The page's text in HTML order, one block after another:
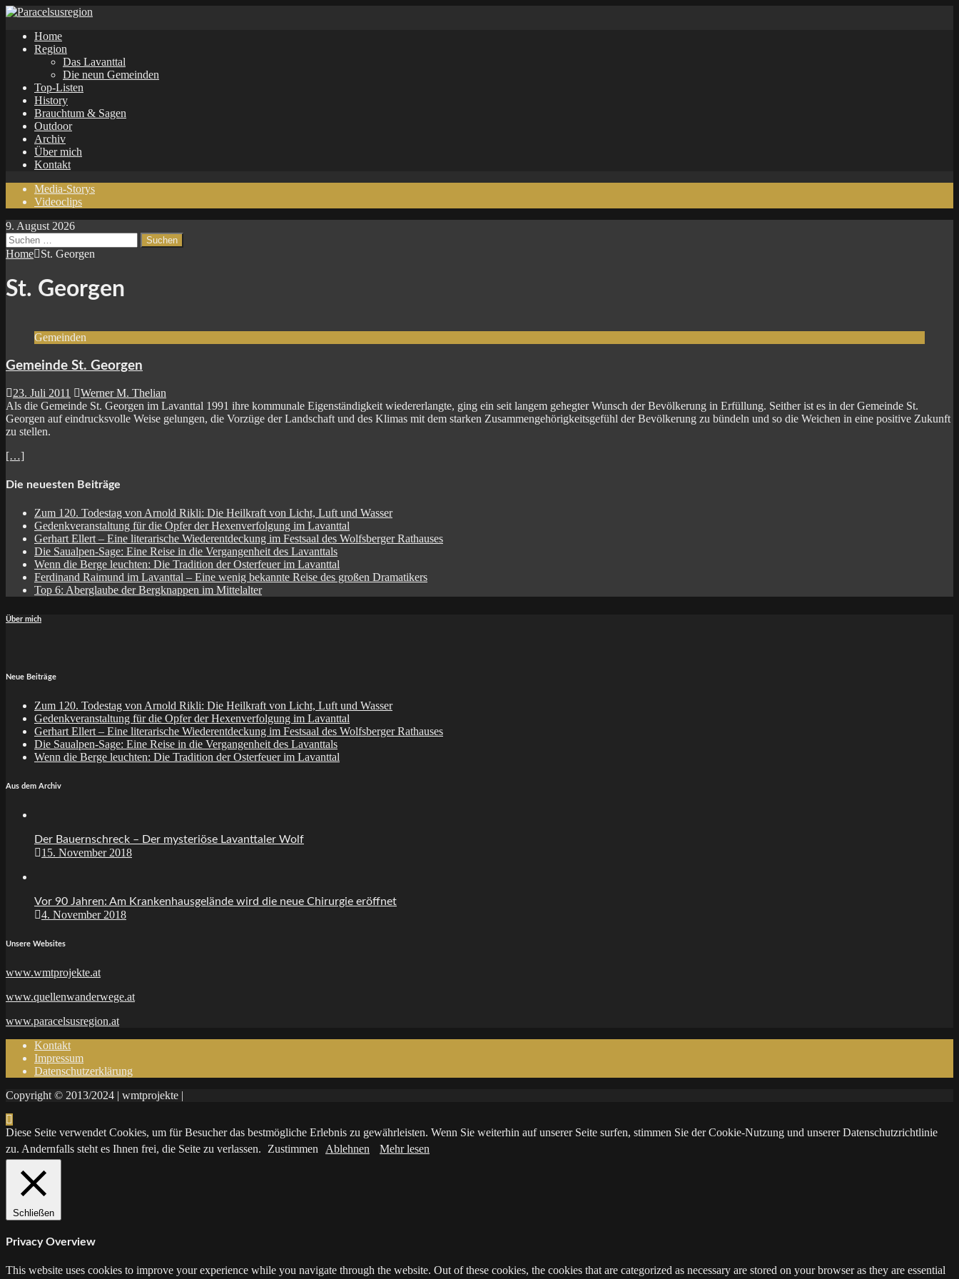
Home
Region
Das Lavanttal
Die neun Gemeinden
Top-Listen
History
Brauchtum & Sagen
Outdoor
Archiv
Über mich
Kontakt
Media-Storys
Videoclips
9. August 2026
Suchen
nach:
Home St. Georgen
St. Georgen
Gemeinden
Gemeinde St. Georgen
23. Juli 2011
Werner M. Thelian
Als die Gemeinde St. Georgen im Lavanttal 1991 ihre kommunale Eigen­ständigkeit wiedererlangte, ging ein seit langem gehegter Wunsch der Bevölkerung in Erfüllung. Seither ist es in der Gemeinde St.
Georgen auf eindrucksvolle Weise gelungen, die Vorzüge der Landschaft und des Klimas mit dem starken Zusammengehörigkeitsgefühl der Bevölkerung zu bündeln und so die Weichen in eine positive Zukunft
zu stellen.
[…]
Die neuesten Beiträge
Zum 120. Todestag von Arnold Rikli: Die Heilkraft von Licht, Luft und Wasser
Gedenkveranstaltung für die Opfer der Hexenverfolgung im Lavanttal
Gerhart Ellert – Eine literarische Wiederentdeckung im Festsaal des Wolfsberger Rathauses
Die Saualpen-Sage: Eine Reise in die Vergangenheit des Lavanttals
Wenn die Berge leuchten: Die Tradition der Osterfeuer im Lavanttal
Ferdinand Raimund im Lavanttal – Eine wenig bekannte Reise des großen Dramatikers
Top 6: Aberglaube der Bergknappen im Mittelalter
Über mich
Neue Beiträge
Zum 120. Todestag von Arnold Rikli: Die Heilkraft von Licht, Luft und Wasser
Gedenkveranstaltung für die Opfer der Hexenverfolgung im Lavanttal
Gerhart Ellert – Eine literarische Wiederentdeckung im Festsaal des Wolfsberger Rathauses
Die Saualpen-Sage: Eine Reise in die Vergangenheit des Lavanttals
Wenn die Berge leuchten: Die Tradition der Osterfeuer im Lavanttal
Aus dem Archiv
Der Bauernschreck – Der mysteriöse Lavanttaler Wolf
15. November 2018
Vor 90 Jahren: Am Krankenhausgelände wird die neue Chirurgie eröffnet
4. November 2018
Unsere Websites
www.wmtprojekte.at
www.quellenwanderwege.at
www.paracelsusregion.at
Kontakt
Impressum
Datenschutzerklärung
Copyright © 2013/2024 | wmtprojekte |
Diese Seite verwendet Cookies, um für Besucher das bestmögliche Erlebnis zu gewährleisten. Wenn Sie weiterhin auf unserer Seite surfen, stimmen Sie der Cookie-Nutzung und unserer Datenschutzrichtlinie
zu. Andernfalls steht es Ihnen frei, die Seite zu verlassen.
Zustimmen Ablehnen Mehr lesen
Schließen
Privacy Overview
This website uses cookies to improve your experience while you navigate through the website. Out of these cookies, the cookies that are categorized as necessary are stored on your browser as they are essential